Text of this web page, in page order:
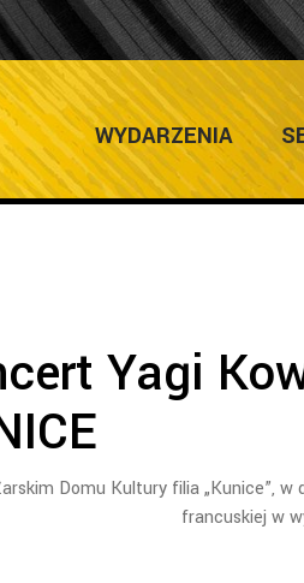
WYDARZENIA
Yagi
Domu Kultury filia „Kunice”,
francuskiej w